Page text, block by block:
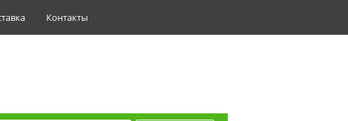
Контакты